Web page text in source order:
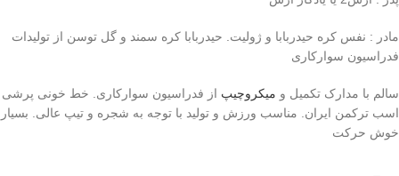
مادر : نفس کره حیدربابا و ژولیت. حیدربابا کره سمند و گل توسن از تولیدات
فدراسیون سوارکاری
سالم با مدارک تکمیل و میکروچیپ از فدراسیون سوارکاری. خط خونی پرشی
اسب ترکمن ایران. مناسب ورزش و تولید با توجه به شجره و تیپ عالی. بسیار
خوش حرکت